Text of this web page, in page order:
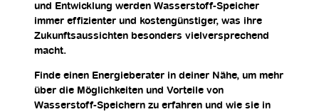
und Entwicklung werden Wasserstoff-Speicher
immer effizienter und kostengünstiger, was ihre
Zukunftsaussichten besonders vielversprechend
macht.
Finde einen Energieberater in deiner Nähe, um mehr
über die Möglichkeiten und Vorteile von
Wasserstoff-Speichern zu erfahren und wie sie in